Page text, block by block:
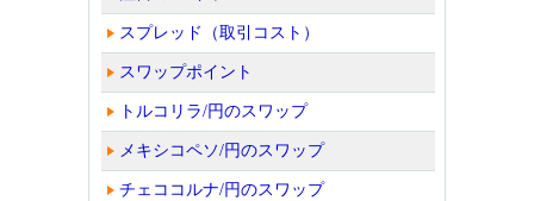
スプレッド（取引コスト）
スワップポイント
トルコリラ/円のスワップ
メキシコペソ/円のスワップ
チェココルナ/円のスワップ